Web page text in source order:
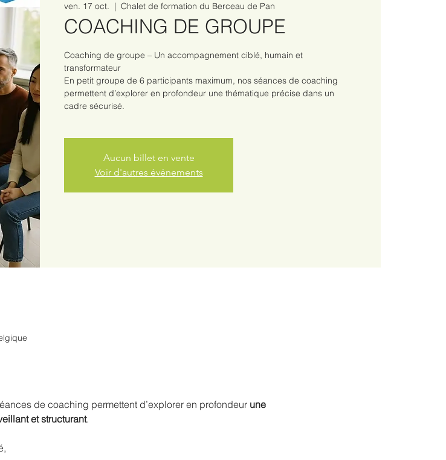
ven. 17 oct.
  |
Chalet de formation du Berceau de Pan
COACHING DE GROUPE
Coaching de groupe – Un accompagnement ciblé, humain et
transformateur
En petit groupe de 6 participants maximum, nos séances de coaching
permettent d’explorer en profondeur une thématique précise dans un
cadre sécurisé.
Aucun billet en vente
Voir d'autres événements
de coaching permettent d’explorer en profondeur une
et structurant.